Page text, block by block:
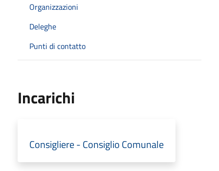
Organizzazioni
Deleghe
Punti di contatto
Incarichi
Consigliere - Consiglio Comunale